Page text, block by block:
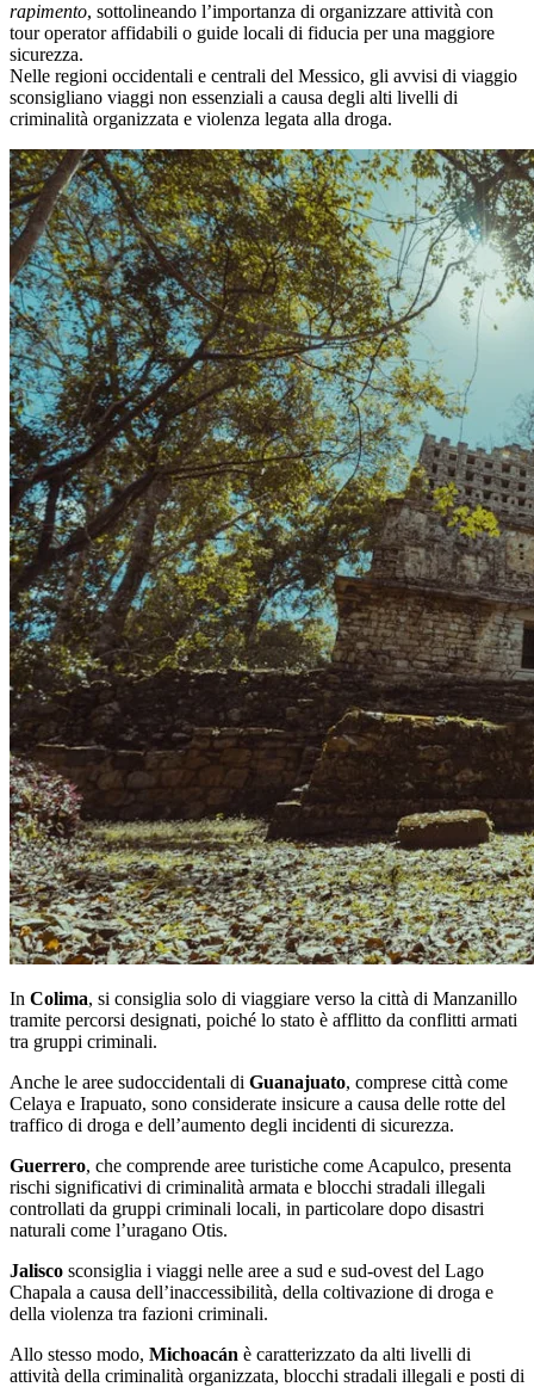
rapimento, sottolineando l’importanza di organizzare attività con
tour operator affidabili o guide locali di fiducia per una maggiore
sicurezza.
Nelle regioni occidentali e centrali del Messico, gli avvisi di viaggio
sconsigliano viaggi non essenziali a causa degli alti livelli di
criminalità organizzata e violenza legata alla droga.
In Colima, si consiglia solo di viaggiare verso la città di Manzanillo
tramite percorsi designati, poiché lo stato è afflitto da conflitti armati
tra gruppi criminali.
Anche le aree sudoccidentali di Guanajuato, comprese città come
Celaya e Irapuato, sono considerate insicure a causa delle rotte del
traffico di droga e dell’aumento degli incidenti di sicurezza.
Guerrero, che comprende aree turistiche come Acapulco, presenta
rischi significativi di criminalità armata e blocchi stradali illegali
controllati da gruppi criminali locali, in particolare dopo disastri
naturali come l’uragano Otis.
Jalisco sconsiglia i viaggi nelle aree a sud e sud-ovest del Lago
Chapala a causa dell’inaccessibilità, della coltivazione di droga e
della violenza tra fazioni criminali.
Allo stesso modo, Michoacán è caratterizzato da alti livelli di
attività della criminalità organizzata, blocchi stradali illegali e posti di